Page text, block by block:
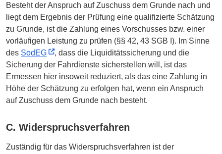
Besteht der Anspruch auf Zuschuss dem Grunde nach und
liegt dem Ergebnis der Prüfung eine qualifizierte Schätzung
zu Grunde, ist die Zahlung eines Vorschusses bzw. einer
vorläufigen Leistung zu prüfen (§§ 42, 43 SGB I). Im Sinne
des SodEG
, dass die Liquiditätssicherung und die
Sicherung der Fahrdienste sicherstellen will, ist das
Ermessen hier insoweit reduziert, als das eine Zahlung in
Höhe der Schätzung zu erfolgen hat, wenn ein Anspruch
auf Zuschuss dem Grunde nach besteht.
C. Widerspruchsverfahren
Zuständig für das Widerspruchsverfahren ist der